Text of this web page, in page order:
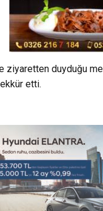
ziyaretten duyduğu
etti.